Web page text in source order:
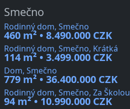
Smečno
Rodinný dom, Smečno
460 m² • 8.490.000 CZK
Rodinný dom, Smečno, Krátká
114 m² • 3.499.000 CZK
Dom, Smečno
779 m² • 36.400.000 CZK
Rodinný dom, Smečno, Za Školou
94 m² • 10.990.000 CZK